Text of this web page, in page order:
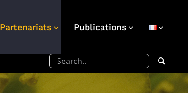
Partenariats Publications
Rechercher: